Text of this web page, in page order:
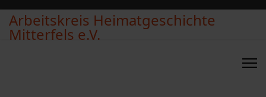
Arbeitskreis Heimatgeschichte
Mitterfels e.V.